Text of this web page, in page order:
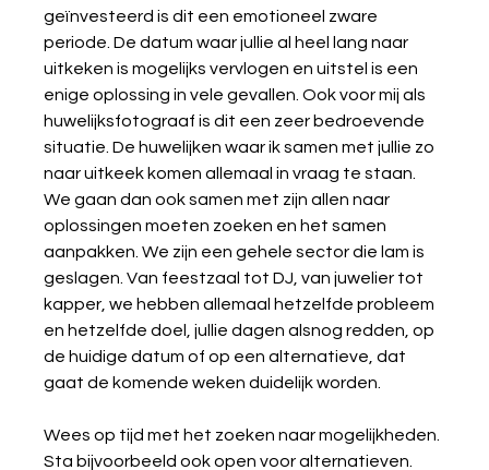
geïnvesteerd is dit een emotioneel zware
periode. De datum waar jullie al heel lang naar
uitkeken is mogelijks vervlogen en uitstel is een
enige oplossing in vele gevallen. Ook voor mij als
huwelijksfotograaf is dit een zeer bedroevende
situatie. De huwelijken waar ik samen met jullie zo
naar uitkeek komen allemaal in vraag te staan.
We gaan dan ook samen met zijn allen naar
oplossingen moeten zoeken en het samen
aanpakken. We zijn een gehele sector die lam is
geslagen. Van feestzaal tot DJ, van juwelier tot
kapper, we hebben allemaal hetzelfde probleem
en hetzelfde doel, jullie dagen alsnog redden, op
de huidige datum of op een alternatieve, dat
gaat de komende weken duidelijk worden.
Wees op tijd met het zoeken naar mogelijkheden.
Sta bijvoorbeeld ook open voor alternatieven.